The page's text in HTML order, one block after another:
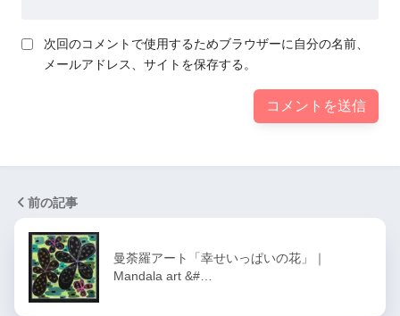
次回のコメントで使用するためブラウザーに自分の名前、
メールアドレス、サイトを保存する。
前の記事
曼荼羅アート「幸せいっぱいの花」｜
Mandala art &#…